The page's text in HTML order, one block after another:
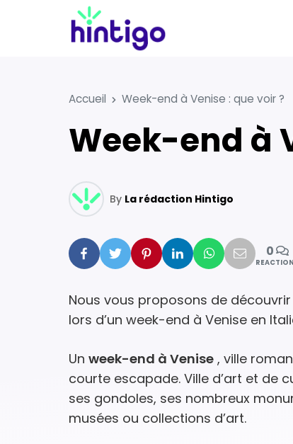
Accueil Week-end à Venise : que voir ?
Week-end
By La rédaction Hintigo
Facebook
Twitter PinterestLinkedinWhatsapp
Mail0
Nous vous proposons de
lors d’un week-end à Venise en
Un week-end à Venise , ville
courte escapade. Ville d’art et de
ses gondoles, ses nombreux
musées ou collections d’art.